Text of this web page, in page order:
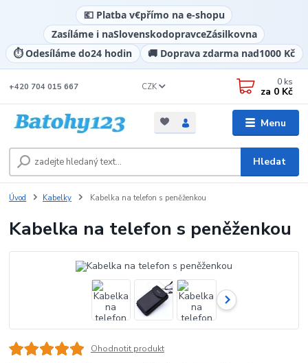
💶 Platba v€přímo na e-shopu
Zasíláme i naSlovenskodopravceZásilkovna
⏱️ Odesíláme do24 hodin 🚚 Doprava zdarma nad1000 Kč
Menu
CZK
Hledat
+420 704 015 667 0 ks
za 0 Kč
Úvod Kabelky Kabelka na telefon s peněženkou
Kabelka na telefon s peněženkou
Ohodnotit produkt